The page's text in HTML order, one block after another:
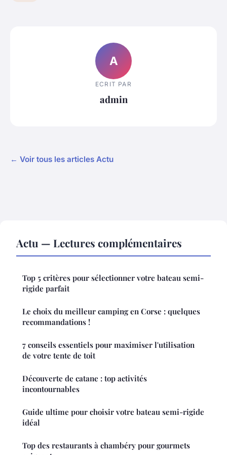
A
ECRIT PAR
admin
← Voir tous les articles Actu
Actu — Lectures complémentaires
Top 5 critères pour sélectionner votre bateau semi-
rigide parfait
Le choix du meilleur camping en Corse : quelques
recommandations !
7 conseils essentiels pour maximiser l'utilisation
de votre tente de toit
Découverte de catane : top activités
incontournables
Guide ultime pour choisir votre bateau semi-rigide
idéal
Top des restaurants à chambéry pour gourmets